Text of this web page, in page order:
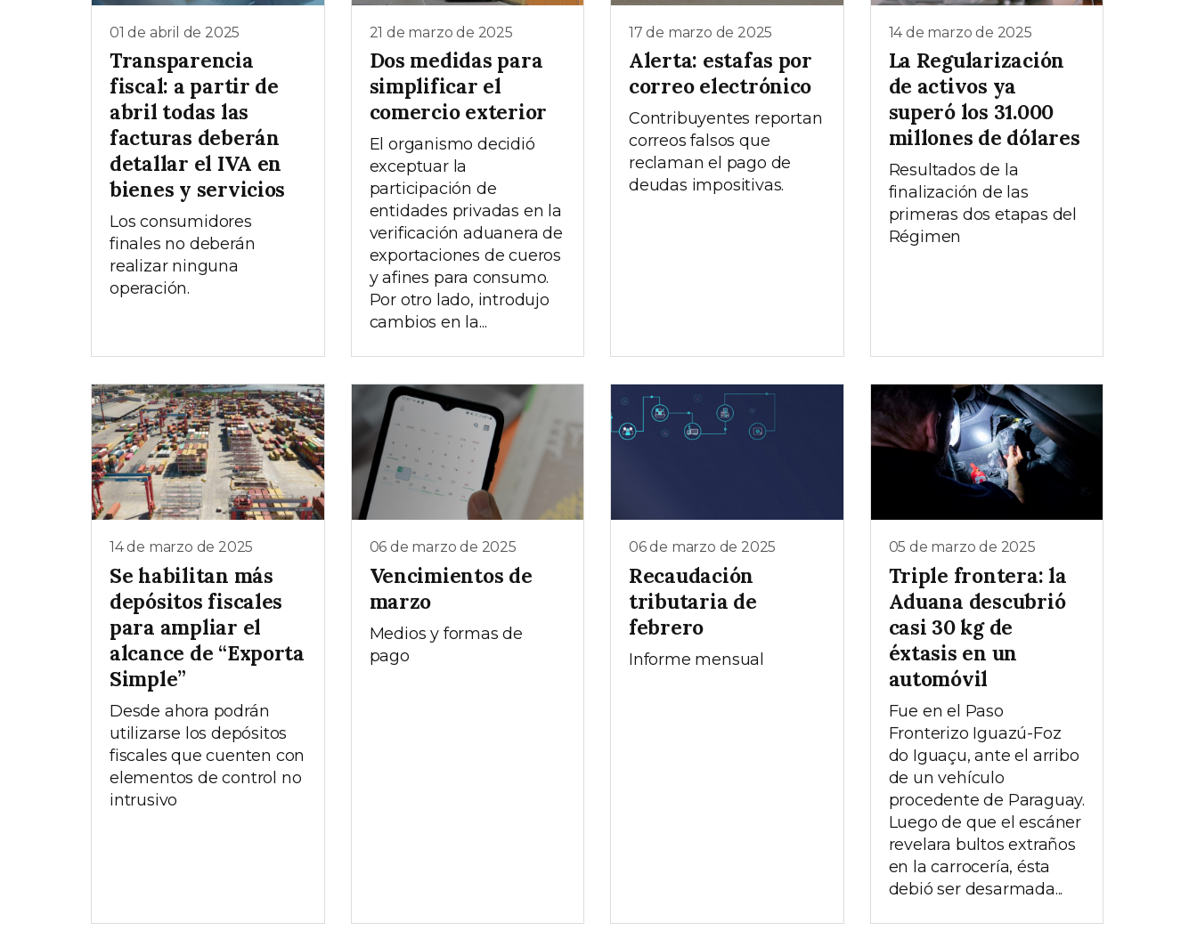
01 de abril de 2025
Transparencia
fiscal: a partir de
abril todas las
facturas deberán
detallar el IVA en
bienes y servicios
Los consumidores
finales no deberán
realizar ninguna
operación.
21 de marzo de 2025
Dos medidas para
simplificar el
comercio exterior
El organismo decidió
exceptuar la
participación de
entidades privadas en la
verificación aduanera de
exportaciones de cueros
y afines para consumo.
Por otro lado, introdujo
cambios en la...
17 de marzo de 2025
Alerta: estafas por
correo electrónico
Contribuyentes reportan
correos falsos que
reclaman el pago de
deudas impositivas.
14 de marzo de 2025
La Regularización
de activos ya
superó los 31.000
millones de dólares
Resultados de la
finalización de las
primeras dos etapas del
Régimen
14 de marzo de 2025
Se habilitan más
depósitos fiscales
para ampliar el
alcance de “Exporta
Simple”
Desde ahora podrán
utilizarse los depósitos
fiscales que cuenten con
elementos de control no
intrusivo
06 de marzo de 2025
Vencimientos de
marzo
Medios y formas de
pago
06 de marzo de 2025
Recaudación
tributaria de
febrero
Informe mensual
05 de marzo de 2025
Triple frontera: la
Aduana descubrió
casi 30 kg de
éxtasis en un
automóvil
Fue en el Paso
Fronterizo Iguazú-Foz
do Iguaçu, ante el arribo
de un vehículo
procedente de Paraguay.
Luego de que el escáner
revelara bultos extraños
en la carrocería, ésta
debió ser desarmada...